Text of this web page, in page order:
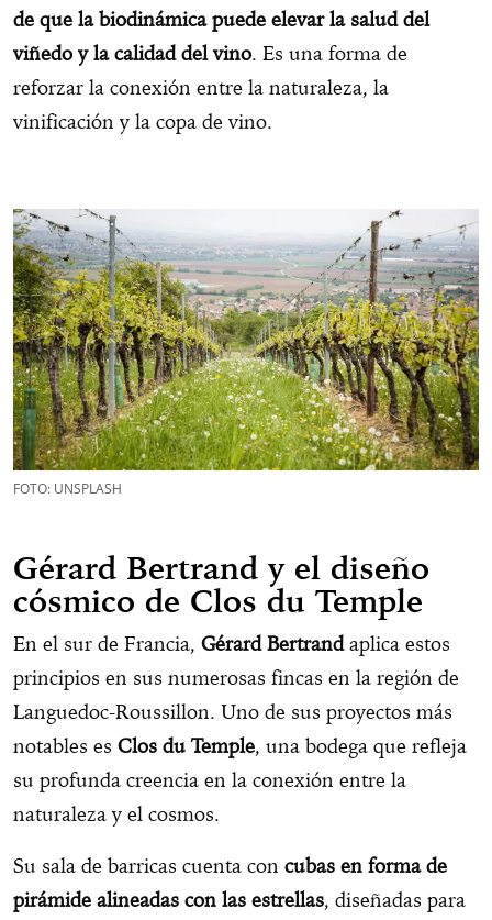
de que la biodinámica puede elevar la salud del
viñedo y la calidad del vino. Es una forma de
reforzar la conexión entre la naturaleza, la
vinificación y la copa de vino.
FOTO: UNSPLASH
Gérard Bertrand y el diseño
cósmico de Clos du Temple
En el sur de Francia, Gérard Bertrandaplica estos
principios en sus numerosas fincas en la región de
Languedoc-Roussillon. Uno de sus proyectos más
notables es Clos du Temple, una bodega que refleja
su profunda creencia en la conexión entre la
naturaleza y el cosmos.
Su sala de barricas cuenta con cubas en forma de
pirámide alineadas con las estrellas, diseñadas para